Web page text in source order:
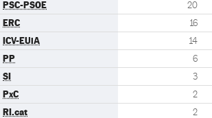
PSC-PSOE 20
ERC 16
ICV-EUiA 14
PP 6
SI 3
PxC 2
RI.cat 2